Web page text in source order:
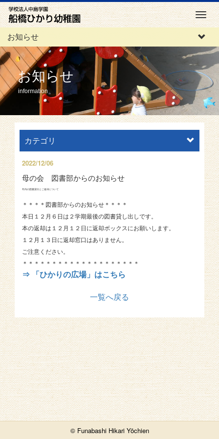
M
e
n
u
お知らせ
お知らせ
information
カテゴリ
2022/12/06
母の会 図書部からのお知らせ
年内の図書貸出とご返却について
＊＊＊＊図書部からのお知らせ＊＊＊＊
本日１２月６日は２学期最後の図書貸し出しです。
本の返却は１２月１２日に返却ボックスにお願いします。
１２月１３日に返却窓口はありません。
ご注意ください。
＊＊＊＊＊＊＊＊＊＊＊＊＊＊＊＊＊＊＊＊
⇒ 「ひかりの広場」はこちら
一覧へ戻る
© Funabashi Hikari Yōchien